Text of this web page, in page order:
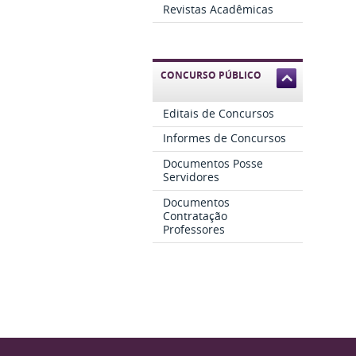
Revistas Acadêmicas
CONCURSO PÚBLICO
Editais de Concursos
Informes de Concursos
Documentos Posse
Servidores
Documentos
Contratação
Professores